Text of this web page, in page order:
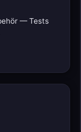
— Tests